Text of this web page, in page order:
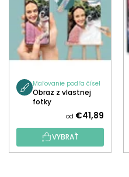
Maľovanie podľa čísel
Obraz z vlastnej
fotky
od €41,89
VYBRAŤ